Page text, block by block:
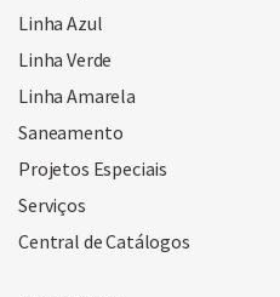
Linha Azul
Linha Verde
Linha Amarela
Saneamento
Projetos Especiais
Serviços
Central de Catálogos